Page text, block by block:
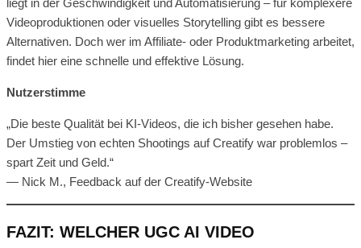
liegt in der Geschwindigkeit und Automatisierung – für komplexere
Videoproduktionen oder visuelles Storytelling gibt es bessere
Alternativen. Doch wer im Affiliate- oder Produktmarketing arbeitet,
findet hier eine schnelle und effektive Lösung.
Nutzerstimme
„Die beste Qualität bei KI-Videos, die ich bisher gesehen habe.
Der Umstieg von echten Shootings auf Creatify war problemlos –
spart Zeit und Geld.“
— Nick M., Feedback auf der Creatify-Website
FAZIT: WELCHER UGC AI VIDEO